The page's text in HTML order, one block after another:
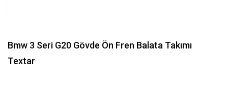
Bmw 3 Seri G20 Gövde Ön Fren Balata Takımı
Textar